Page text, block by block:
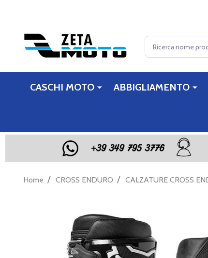
CASCHI MOTO ABBIGLIAMENTO
Home / CROSS ENDURO / CALZATURE CROSS